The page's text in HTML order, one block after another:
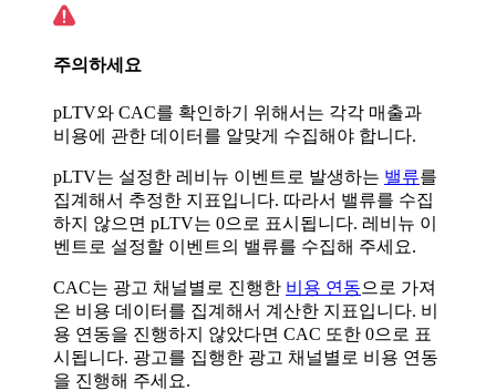
주의하세요
pLTV와 CAC를 확인하기 위해서는 각각 매출과
비용에 관한 데이터를 알맞게 수집해야 합니다.
pLTV는 설정한 레비뉴 이벤트로 발생하는 밸류를
집계해서 추정한 지표입니다. 따라서 밸류를 수집
하지 않으면 pLTV는 0으로 표시됩니다. 레비뉴 이
벤트로 설정할 이벤트의 밸류를 수집해 주세요.
CAC는 광고 채널별로 진행한 비용 연동으로 가져
온 비용 데이터를 집계해서 계산한 지표입니다. 비
용 연동을 진행하지 않았다면 CAC 또한 0으로 표
시됩니다. 광고를 집행한 광고 채널별로 비용 연동
을 진행해 주세요.